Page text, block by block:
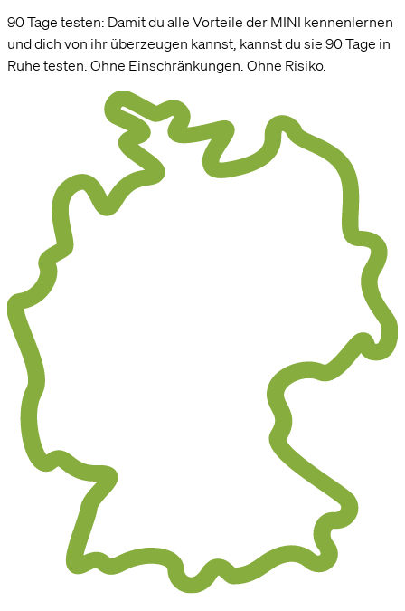
90 Tage testen: Damit du alle Vorteile der MINI kennenlernen
und dich von ihr überzeugen kannst, kannst du sie 90 Tage in
Ruhe testen. Ohne Einschränkungen. Ohne Risiko.